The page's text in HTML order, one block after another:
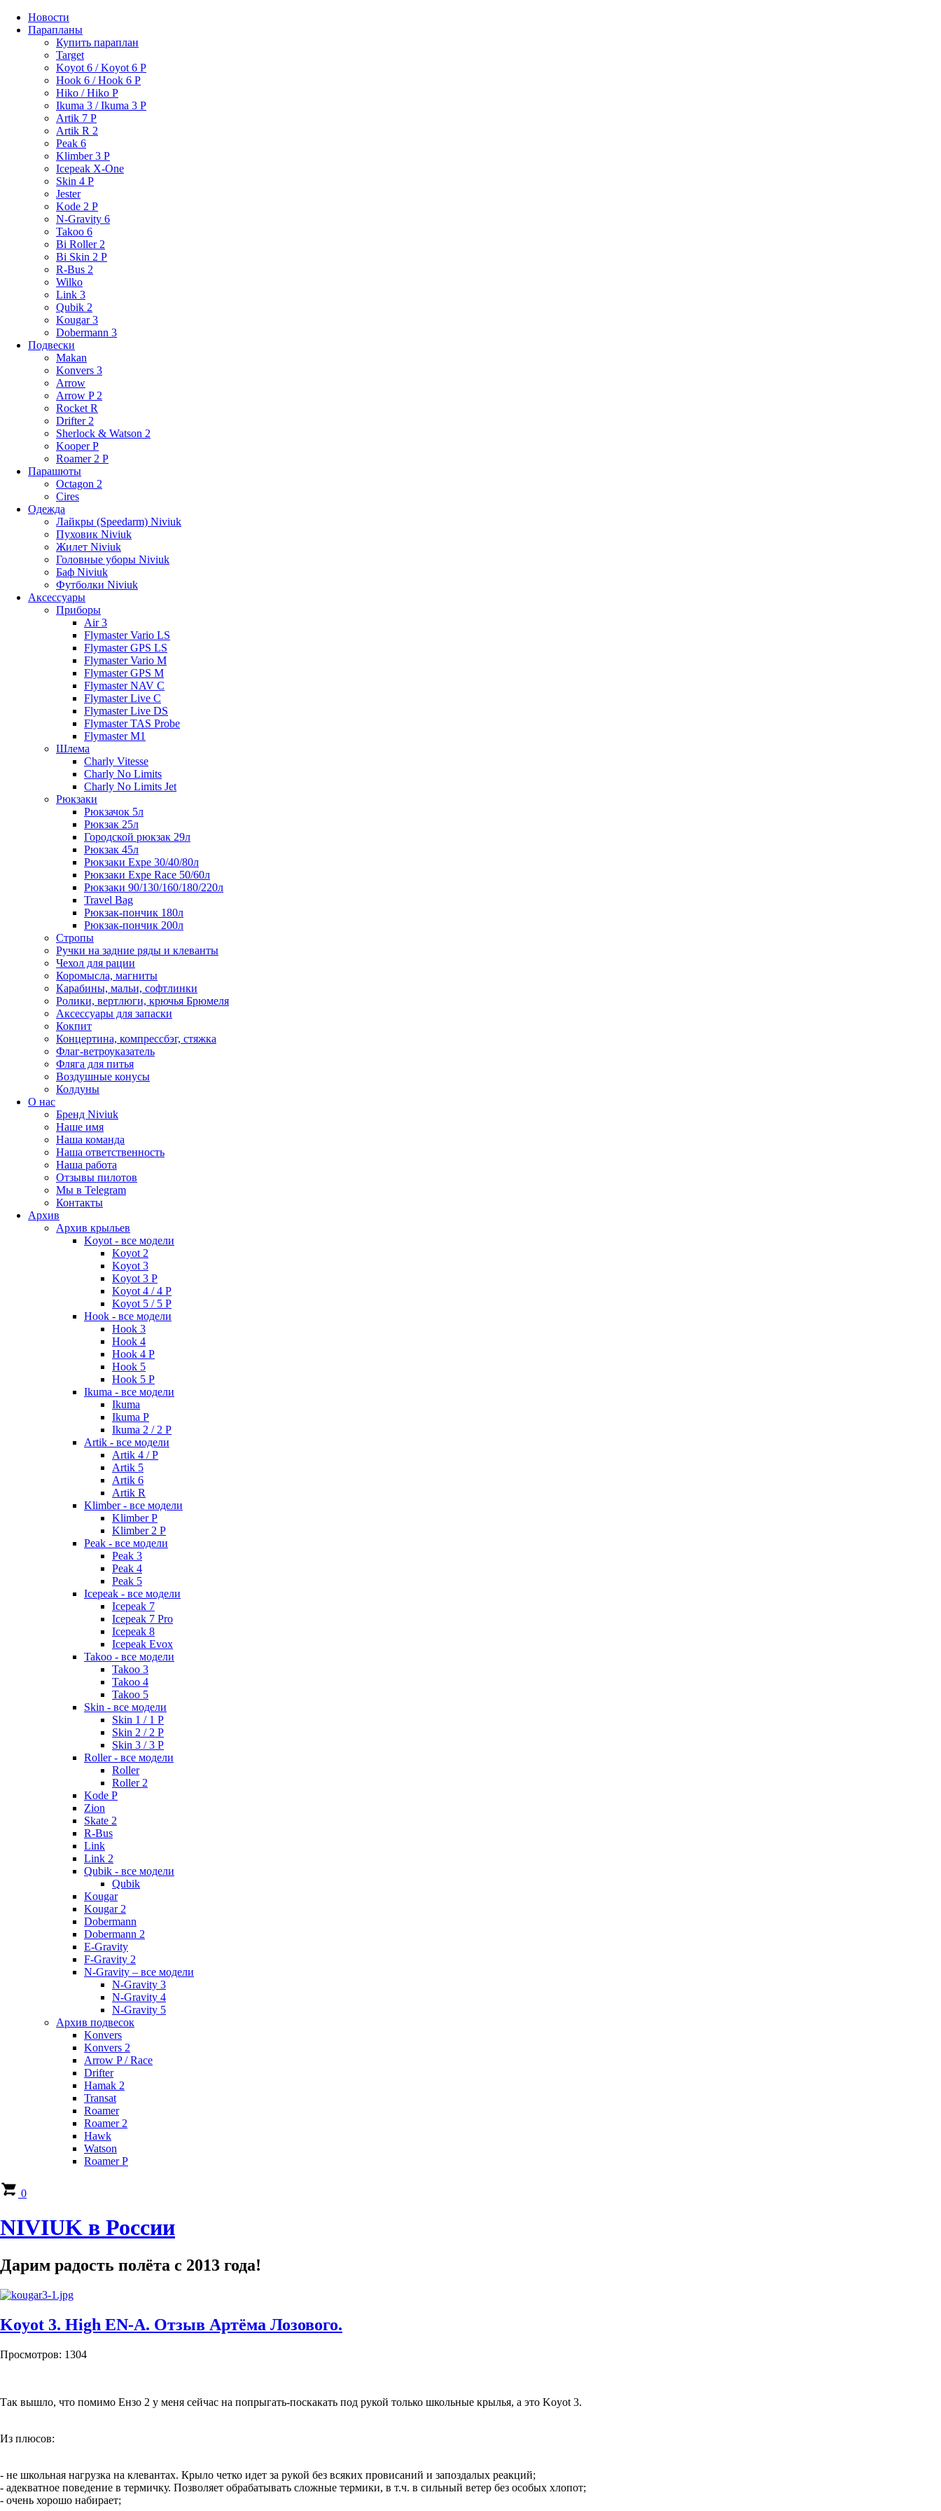
Новости
Парапланы
Купить параплан
Target
Koyot 6 / Koyot 6 P
Hook 6 / Hook 6 P
Hiko / Hiko P
Ikuma 3 / Ikuma 3 P
Artik 7 P
Artik R 2
Peak 6
Klimber 3 P
Icepeak X-One
Skin 4 P
Jester
Kode 2 P
N-Gravity 6
Takoo 6
Bi Roller 2
Bi Skin 2 P
R-Bus 2
Wilko
Link 3
Qubik 2
Kougar 3
Dobermann 3
Подвески
Makan
Konvers 3
Arrow
Arrow P 2
Rocket R
Drifter 2
Sherlock & Watson 2
Kooper P
Roamer 2 P
Парашюты
Octagon 2
Cires
Одежда
Лайкры (Speedarm) Niviuk
Пуховик Niviuk
Жилет Niviuk
Головные уборы Niviuk
Баф Niviuk
Футболки Niviuk
Аксессуары
Приборы
Air 3
Flymaster Vario LS
Flymaster GPS LS
Flymaster Vario M
Flymaster GPS M
Flymaster NAV C
Flymaster Live C
Flymaster Live DS
Flymaster TAS Probe
Flymaster M1
Шлема
Charly Vitesse
Charly No Limits
Charly No Limits Jet
Рюкзаки
Рюкзачок 5л
Рюкзак 25л
Городской рюкзак 29л
Рюкзак 45л
Рюкзаки Expe 30/40/80л
Рюкзаки Expe Race 50/60л
Рюкзаки 90/130/160/180/220л
Travel Bag
Рюкзак-пончик 180л
Рюкзак-пончик 200л
Стропы
Ручки на задние ряды и клеванты
Чехол для рации
Коромысла, магниты
Карабины, мальи, софтлинки
Ролики, вертлюги, крючья Брюмеля
Аксессуары для запаски
Кокпит
Концертина, компрессбэг, стяжка
Флаг-ветроуказатель
Фляга для питья
Воздушные конусы
Колдуны
О нас
Бренд Niviuk
Наше имя
Наша команда
Наша ответственность
Наша работа
Отзывы пилотов
Мы в Telegram
Контакты
Архив
Архив крыльев
Koyot - все модели
Koyot 2
Koyot 3
Koyot 3 P
Koyot 4 / 4 P
Koyot 5 / 5 P
Hook - все модели
Hook 3
Hook 4
Hook 4 P
Hook 5
Hook 5 P
Ikuma - все модели
Ikuma
Ikuma P
Ikuma 2 / 2 P
Artik - все модели
Artik 4 / P
Artik 5
Artik 6
Artik R
Klimber - все модели
Klimber P
Klimber 2 P
Peak - все модели
Peak 3
Peak 4
Peak 5
Icepeak - все модели
Icepeak 7
Icepeak 7 Pro
Icepeak 8
Icepeak Evox
Takoo - все модели
Takoo 3
Takoo 4
Takoo 5
Skin - все модели
Skin 1 / 1 P
Skin 2 / 2 P
Skin 3 / 3 P
Roller - все модели
Roller
Roller 2
Kode P
Zion
Skate 2
R-Bus
Link
Link 2
Qubik - все модели
Qubik
Kougar
Kougar 2
Dobermann
Dobermann 2
E-Gravity
F-Gravity 2
N-Gravity – все модели
N-Gravity 3
N-Gravity 4
N-Gravity 5
Архив подвесок
Konvers
Konvers 2
Arrow P / Race
Drifter
Hamak 2
Transat
Roamer
Roamer 2
Hawk
Watson
Roamer P
0
NIVIUK в России
Дарим радость полёта с 2013 года!
Koyot 3. High EN-A. Отзыв Артёма Лозового.
Просмотров: 1304
Так вышло, что помимо Ензо 2 у меня сейчас на попрыгать-поскакать под рукой только школьные крылья, а это Koyot 3.
Из плюсов:
- не школьная нагрузка на клевантах. Крыло четко идет за рукой без всяких провисаний и запоздалых реакций;
- адекватное поведение в термичку. Позволяет обрабатывать сложные термики, в т.ч. в сильный ветер без особых хлопот;
- очень хорошо набирает;